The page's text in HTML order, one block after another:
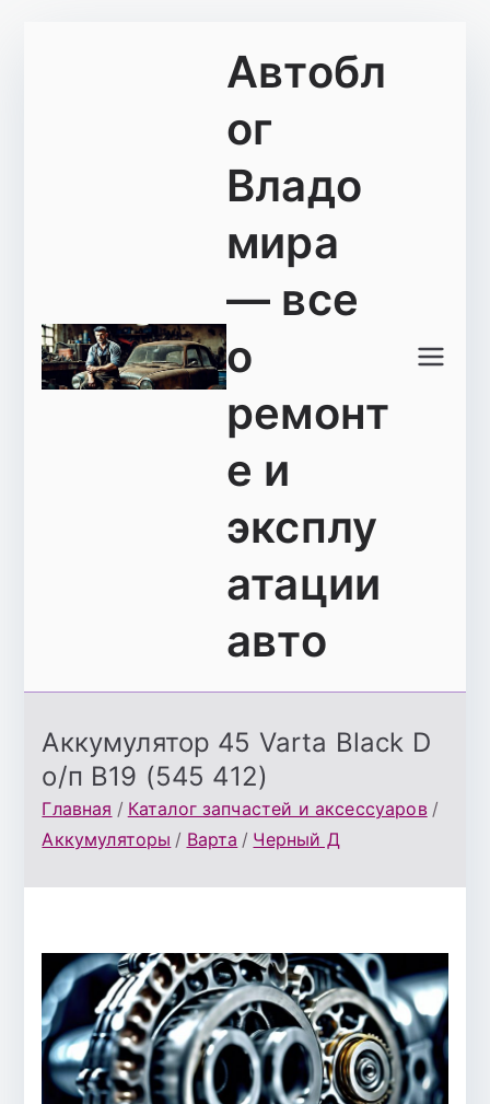
Автобл
ог
Владо
мира
— все
о
ремонт
е и
эксплу
атации
авто
Аккумулятор 45 Varta Black D
о/п B19 (545 412)
Главная
Каталог запчастей и аксессуаров
Аккумуляторы
Варта Черный Д